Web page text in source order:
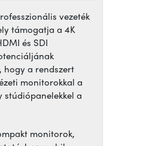
vezeték
támogatja a 4K
és SDI
hogy a rendszert
monitorokkal a
stúdiópanelekkel a
monitorok,